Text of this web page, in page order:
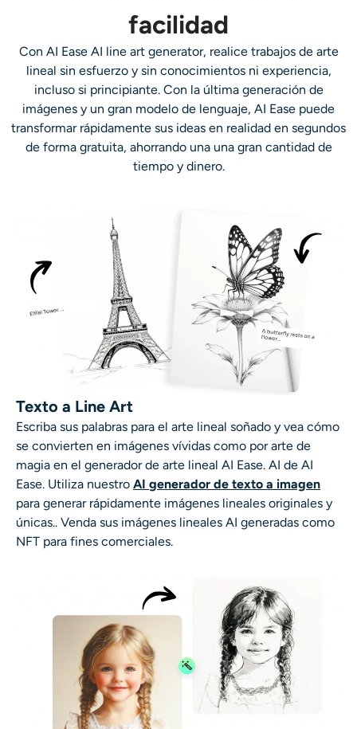
Generador de Imágenes con Estilo por IA
Herramientas de retrato
Cambiador de peinado
Filtro AI
Generador de disparos a la cabeza Pro
Generador de disparos a la cabeza con IA
Creador de fotos de pasaporte
Herramientas de video
Efectos de video
Potenciador de video
Quitar marca de agua de video
facilidad
Con AI Ease AI line art generator, realice trabajos de arte
lineal sin esfuerzo y sin conocimientos ni experiencia,
incluso si principiante. Con la última generación de
imágenes y un gran modelo de lenguaje, AI Ease puede
transformar rápidamente sus ideas en realidad en segundos
de forma gratuita, ahorrando una una gran cantidad de
tiempo y dinero.
Texto a Line Art
Escriba sus palabras para el arte lineal soñado y vea cómo
se convierten en imágenes vívidas como por arte de
magia en el generador de arte lineal AI Ease. AI de AI
Ease. Utiliza nuestro AI generador de texto a imagen
para generar rápidamente imágenes lineales originales y
únicas.. Venda sus imágenes lineales AI generadas como
NFT para fines comerciales.